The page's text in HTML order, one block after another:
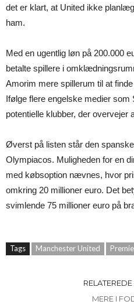
det er klart, at United ikke
ham.
Med en ugentlig løn på 200.000
betalte spillere i
Amorim mere spillerum til at
Ifølge flere engelske medier
potentielle klubber, der overvejer
Øverst på listen står den
Olympiacos. Muligheden for en
med købsoption nævnes, hvor
omkring 20 millioner euro. Det
svimlende 75 millioner euro på
Tags Manchester United
MERE I